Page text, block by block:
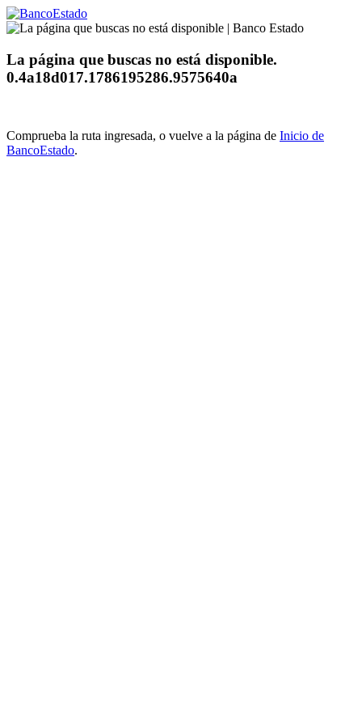
La página que buscas no está disponible.
0.4a18d017.1786195286.9575640a
Comprueba la ruta ingresada, o vuelve a la página de Inicio de
BancoEstado.